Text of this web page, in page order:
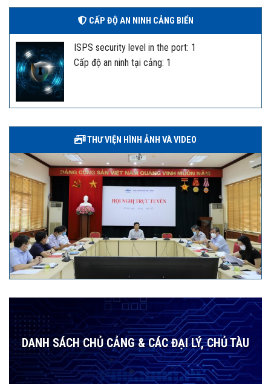
CẤP ĐỘ AN NINH CẢNG BIỂN
ISPS security level in the port: 1
Cấp độ an ninh tại cảng: 1
THƯ VIỆN HÌNH ẢNH VÀ VIDEO
DANH SÁCH CHỦ CẢNG & CÁC ĐẠI LÝ, CHỦ TÀU